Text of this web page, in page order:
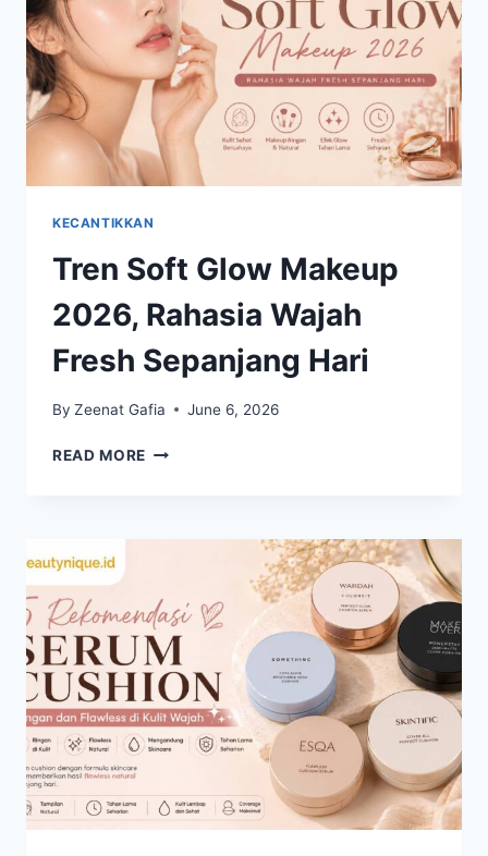
IT?
KECANTIKKAN
Tren Soft Glow Makeup
2026, Rahasia Wajah
Fresh Sepanjang Hari
By Zeenat Gafia June 6, 2026
READ MORE TREN
2026,
FRESH
SEPANJANG
HARI